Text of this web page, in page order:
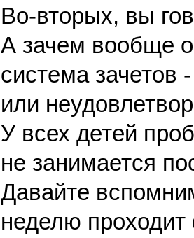
Во-вторых, вы
А зачем вообще
система зачетов
или
У всех детей
не занимается
Давайте
неделю проходит